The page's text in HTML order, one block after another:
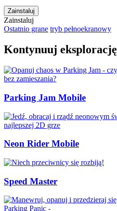
Zainstaluj
Zainstaluj
Ostatnio grane tryb pełnoekranowy
Kontynuuj eksplorację
Parking Jam Mobile
Neon Rider Mobile
Speed Master